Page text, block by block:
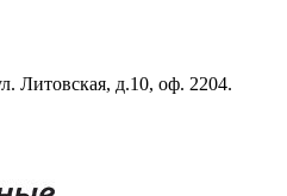
Литовская, д.10, оф. 2204.